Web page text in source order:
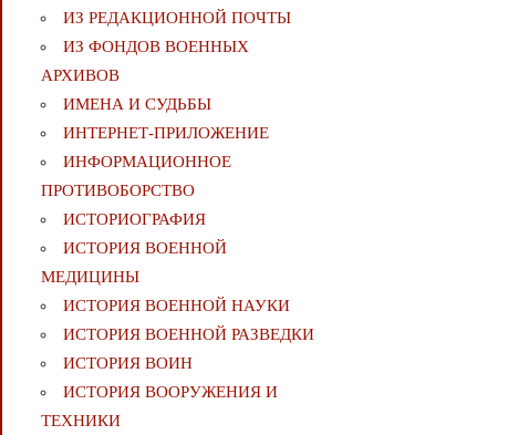
ИЗ РЕДАКЦИОННОЙ ПОЧТЫ
ИЗ ФОНДОВ ВОЕННЫХ
АРХИВОВ
ИМЕНА И СУДЬБЫ
ИНТЕРНЕТ-ПРИЛОЖЕНИЕ
ИНФОРМАЦИОННОЕ
ПРОТИВОБОРСТВО
ИСТОРИОГРАФИЯ
ИСТОРИЯ ВОЕННОЙ
МЕДИЦИНЫ
ИСТОРИЯ ВОЕННОЙ НАУКИ
ИСТОРИЯ ВОЕННОЙ РАЗВЕДКИ
ИСТОРИЯ ВОИН
ИСТОРИЯ ВООРУЖЕНИЯ И
ТЕХНИКИ